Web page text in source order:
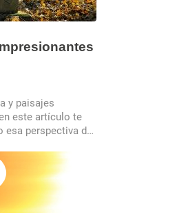
y paisajes
este artículo te
esa perspectiva de